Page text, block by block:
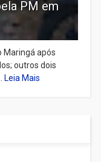
PM em
Maringá após
outros dois
Leia Mais